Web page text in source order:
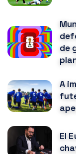
de
A
El